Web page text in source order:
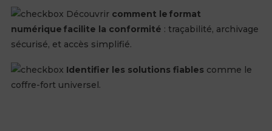
Découvrir comment le format
numérique facilite la conformité : traçabilité, archivage
sécurisé, et accès simplifié.
Identifier les solutions fiablescomme le
coffre-fort universel.